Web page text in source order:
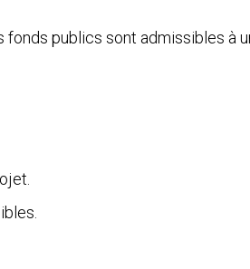
publics sont admissibles à